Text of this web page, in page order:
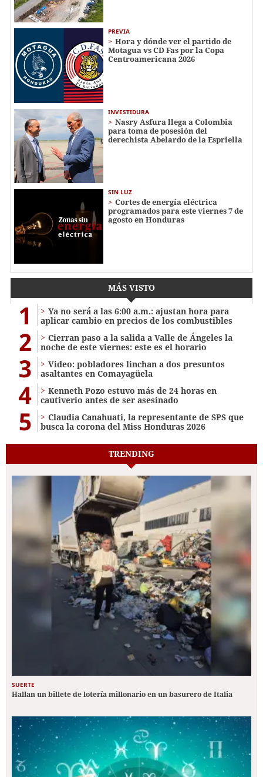
PREVIA
Hora y dónde ver el partido de
Motagua vs CD Fas por la Copa
Centroamericana 2026
INVESTIDURA
Nasry Asfura llega a Colombia
para toma de posesión del
derechista Abelardo de la Espriella
SIN LUZ
Cortes de energía eléctrica
programados para este viernes 7 de
agosto en Honduras
MÁS VISTO
1
Ya no será a las 6:00 a.m.: ajustan hora para
aplicar cambio en precios de los combustibles
2
Cierran paso a la salida a Valle de Ángeles la
noche de este viernes: este es el horario
3
Video: pobladores linchan a dos presuntos
asaltantes en Comayagüela
4
Kenneth Pozo estuvo más de 24 horas en
cautiverio antes de ser asesinado
5
Claudia Canahuati, la representante de SPS que
busca la corona del Miss Honduras 2026
TRENDING
SUERTE
Hallan un billete de lotería millonario en un basurero de Italia